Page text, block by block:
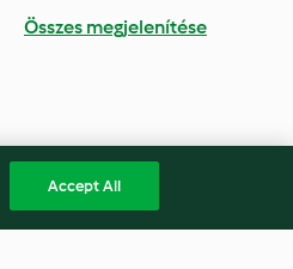
Összes megjelenítése
Accept All